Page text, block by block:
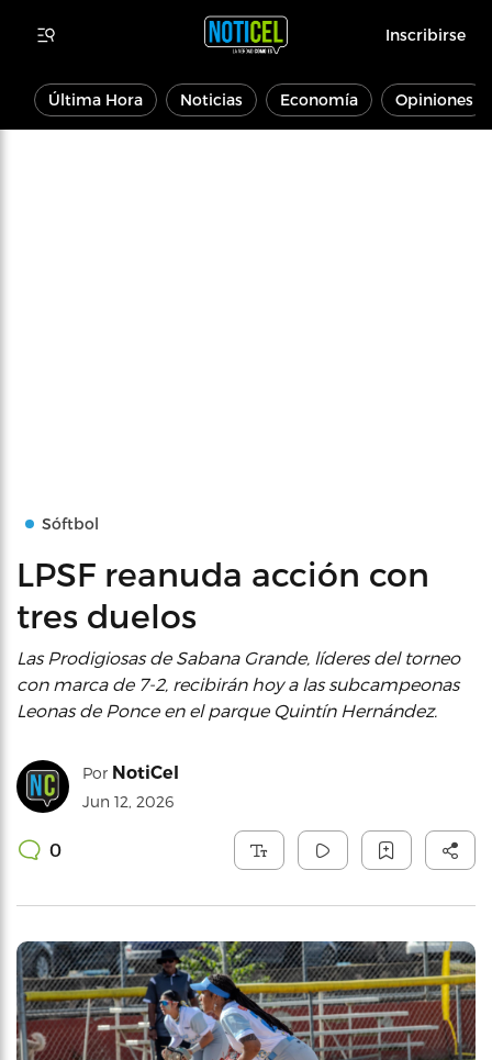
Inscribirse
Última Hora Noticias Economía Opiniones
Sóftbol
LPSF reanuda acción con
tres duelos
Las Prodigiosas de Sabana Grande, líderes del torneo
con marca de 7-2, recibirán hoy a las subcampeonas
Leonas de Ponce en el parque Quintín Hernández.
Por NotiCel
Jun 12, 2026
0